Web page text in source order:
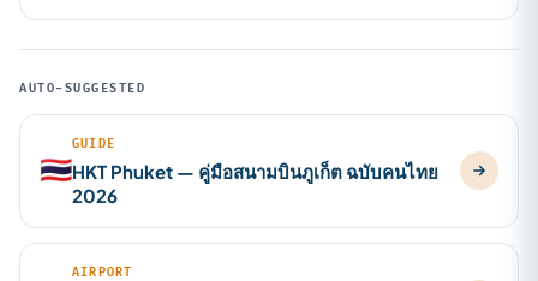
AUTO-SUGGESTED
🇹🇭
GUIDE
HKT Phuket — คู่มือสนามบินภูเก็ต ฉบับคนไทย
2026
AIRPORT